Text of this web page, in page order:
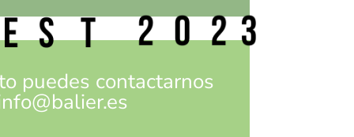
puedes contactarnos